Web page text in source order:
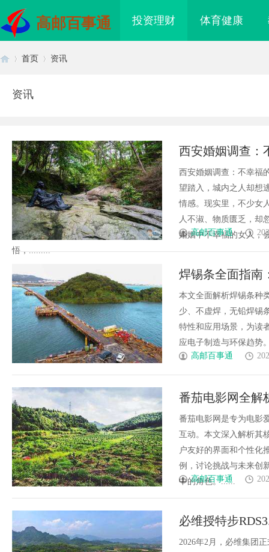
高邮百事通 投资理财 体育健康
首页 资讯
资讯
西安婚姻调查：
西安婚姻调查：不幸福
望踏入，城内之人却想
情感。现实里，不少女
人不淑、物质匮乏，却
婚姻中不幸福的女人，
悟，.........
高邮百事通
焊锡条全面指南
少不虚焊，无铅
本文全面解析焊锡条种
少、不虚焊，无铅焊锡
特性和应用场景，为读
应电子制造与环保趋势
高邮百事通
番茄电影网全解
番茄电影网是专为电影
互动。本文深入解析其
户友好的界面和个性化
例，讨论挑战与未来创
中的角色。......
高邮百事通
必维授特步
2026年2月，必维集团
视听体验引领未来娱 贝净 AC 国际医疗实验室，标准
发体系全解析